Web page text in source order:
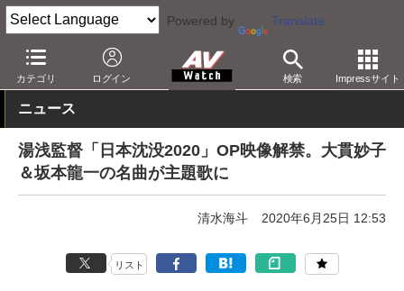
Powered by Translate
カテゴリ ログイン 検索 Impressサイト
AV Watch コンテンツ・サービス 映像配信 Netflix
ニュース
湯浅監督「日本沈没2020」OP映像解禁。大貫妙子
＆坂本龍一の名曲が主題歌に
清水海斗 2020年6月25日 12:53
リスト